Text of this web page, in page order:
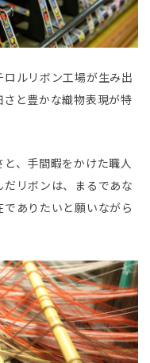
ルリボン工場が生み出
と豊かな織物表現が特
、手間暇をかけた職人
リボンは、まるであな
ありたいと願いながら